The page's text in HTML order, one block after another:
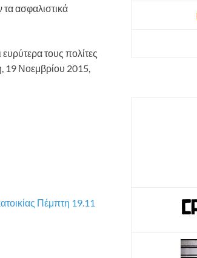
ασφαλιστικά
τους πολίτες
19 Νοεμβρίου 2015,
Πέμπτη 19.11